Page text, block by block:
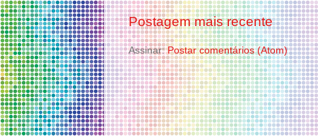
Postagem mais recente
Assinar:Postar comentários (Atom)